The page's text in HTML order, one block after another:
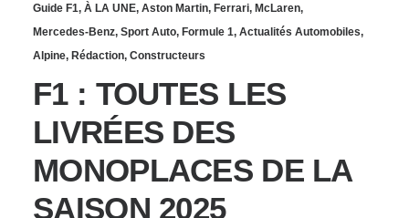
Guide F1, À LA UNE, Aston Martin, Ferrari, McLaren,
Mercedes-Benz, Sport Auto, Formule 1, Actualités Automobiles,
Alpine, Rédaction, Constructeurs
F1 : TOUTES LES
LIVRÉES DES
MONOPLACES DE LA
SAISON 2025